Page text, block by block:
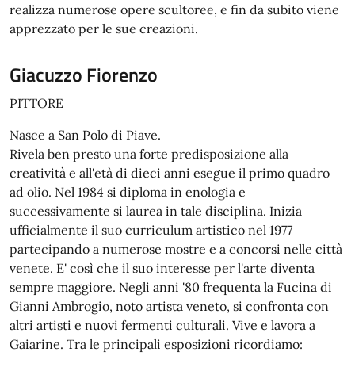
realizza numerose opere scultoree, e fin da subito viene
apprezzato per le sue creazioni.
Giacuzzo Fiorenzo
PITTORE
Nasce a San Polo di Piave.
Rivela ben presto una forte predisposizione alla
creatività e all'età di dieci anni esegue il primo quadro
ad olio. Nel 1984 si diploma in enologia e
successivamente si laurea in tale disciplina. Inizia
ufficialmente il suo curriculum artistico nel 1977
partecipando a numerose mostre e a concorsi nelle città
venete. E' così che il suo interesse per l'arte diventa
sempre maggiore. Negli anni '80 frequenta la Fucina di
Gianni Ambrogio, noto artista veneto, si confronta con
altri artisti e nuovi fermenti culturali. Vive e lavora a
Gaiarine. Tra le principali esposizioni ricordiamo: